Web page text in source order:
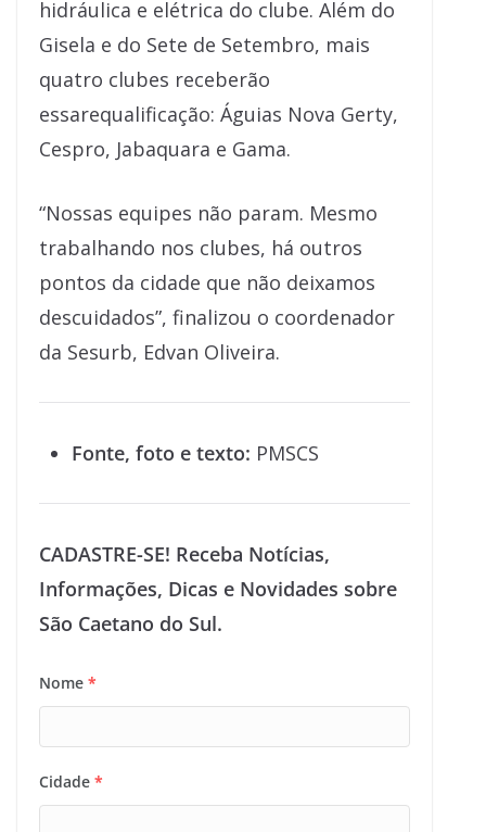
hidráulica e elétrica do clube. Além do
Gisela e do Sete de Setembro, mais
quatro clubes receberão
essarequalificação: Águias Nova Gerty,
Cespro, Jabaquara e Gama.
“Nossas equipes não param. Mesmo
trabalhando nos clubes, há outros
pontos da cidade que não deixamos
descuidados”, finalizou o coordenador
da Sesurb, Edvan Oliveira.
Fonte, foto e texto: PMSCS
CADASTRE-SE! Receba Notícias,
Informações, Dicas e Novidades sobre
São Caetano do Sul.
Nome *
Cidade *